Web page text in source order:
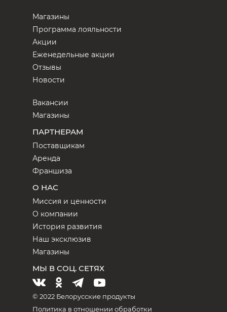
Магазины
Программа лояльности
Акции
Еженедельные акции
Отзывы
Новости
Вакансии
Магазины
ПАРТНЕРАМ
Поставщикам
Аренда
Франшиза
О НАС
Миссия и ценности
О компании
История развития
Наш эксклюзив
Магазины
МЫ В СОЦ. СЕТЯХ
© 2022 Белорусские продукты
Политика в отношении обработки